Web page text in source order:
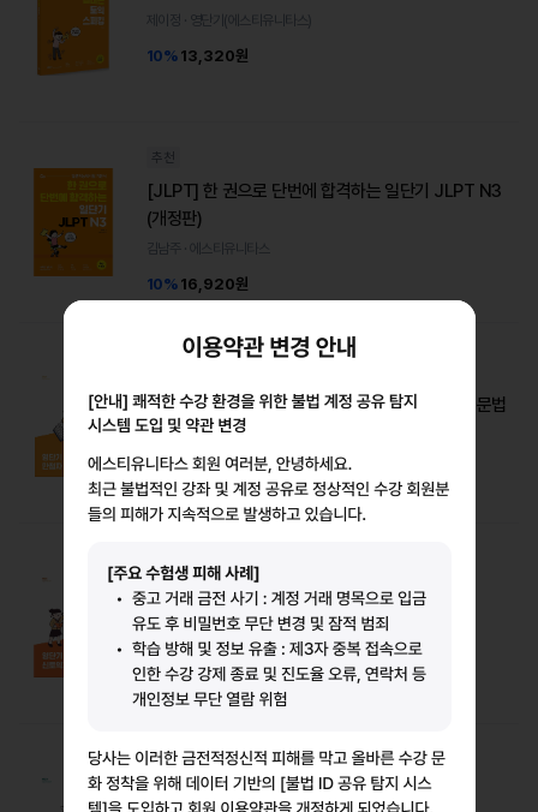
제이정 · 영단기(에스티유니타스)
10% 13,320원
추천
[JLPT] 한 권으로 단번에 합격하는 일단기 JLPT N3
(개정판)
김남주 · 에스티유니타스
10% 16,920원
[토익 RC] 영단기 토익 만점자 필기노트 PART 5 문법
영단기 어학연구소 · 영단기(에스티유니타스)
10%10,800원
추천
[토익 RC] 영단기 신토익 기술서 RC
홍진걸 · 영단기(에스티유니타스)
10%12,420원
[토익 LC] 영단기 토익 기본서 LC